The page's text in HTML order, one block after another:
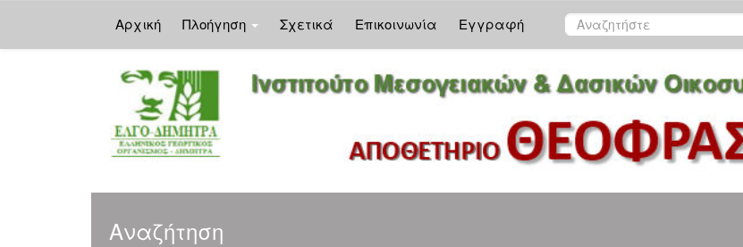
Αρχική Πλοήγηση Σχετικά Επικοινωνία Εγγραφή
Αναζήτηση